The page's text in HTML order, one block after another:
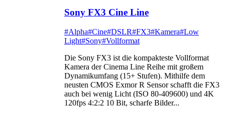
Sony FX3 Cine Line
#Alpha#Cine#DSLR#FX3#Kamera#Low
Light#Sony#Vollformat
Die Sony FX3 ist die kompakteste Vollformat
Kamera der Cinema Line Reihe mit großem
Dynamikumfang (15+ Stufen). Mithilfe dem
neusten CMOS Exmor R Sensor schafft die FX3
auch bei wenig Licht (ISO 80-409600) und 4K
120fps 4:2:2 10 Bit, scharfe Bilder...